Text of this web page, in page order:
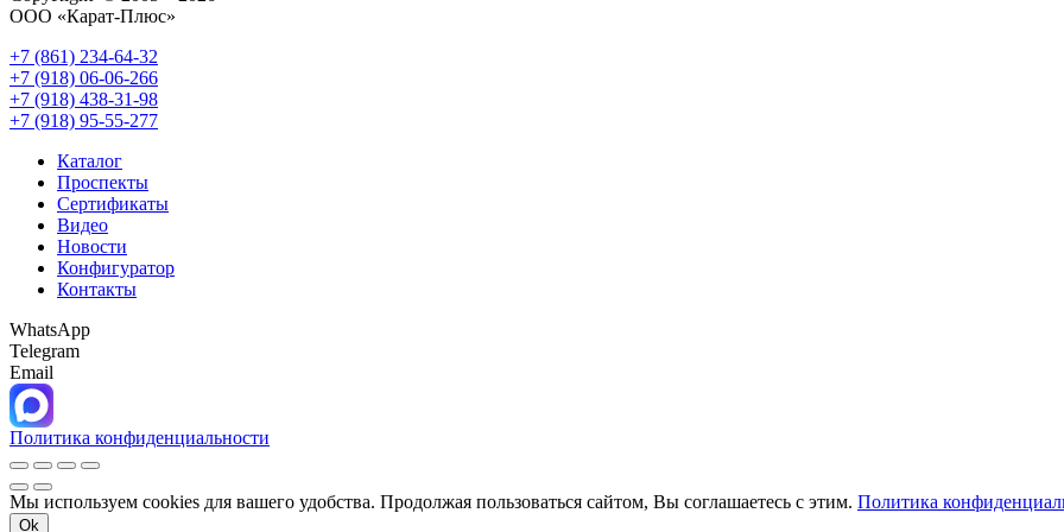
ООО «Карат-Плюс»
+7 (861) 234-64-32
+7 (918) 06-06-266
+7 (918) 438-31-98
+7 (918) 95-55-277
Каталог
Проспекты
Сертификаты
Видео
Новости
Конфигуратор
Контакты
WhatsApp
Telegram
Email
Политика конфиденциальности
Мы используем cookies для вашего удобства. Продолжая пользоваться сайтом, Вы соглашаетесь с этим. Политика
Ok